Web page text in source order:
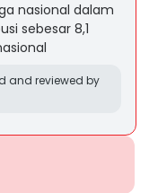
nasional dalam
sebesar 8,1
and reviewed by